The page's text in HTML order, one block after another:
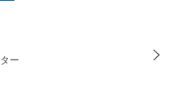
ー